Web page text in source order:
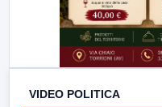
VIDEO POLITICA